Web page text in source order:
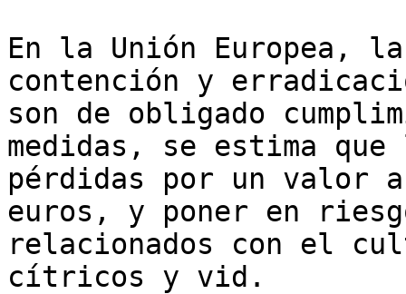
En la Unión Europea,
contención y
son de obligado
medidas, se estima
pérdidas por un valor
euros, y poner en
relacionados con el
cítricos y vid.